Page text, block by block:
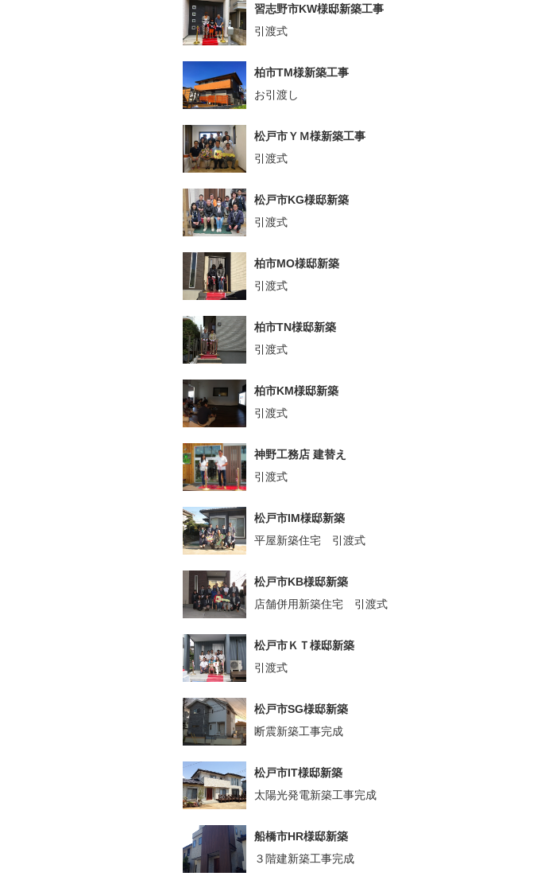
習志野市KW様邸新築工事
引渡式
柏市TM様新築工事
お引渡し
松戸市ＹＭ様新築工事
引渡式
松戸市KG様邸新築
引渡式
柏市MO様邸新築
引渡式
柏市TN様邸新築
引渡式
柏市KM様邸新築
引渡式
神野工務店 建替え
引渡式
松戸市IM様邸新築
平屋新築住宅 引渡式
松戸市KB様邸新築
店舗併用新築住宅 引渡式
松戸市ＫＴ様邸新築
引渡式
松戸市SG様邸新築
断震新築工事完成
松戸市IT様邸新築
太陽光発電新築工事完成
船橋市HR様邸新築
３階建新築工事完成